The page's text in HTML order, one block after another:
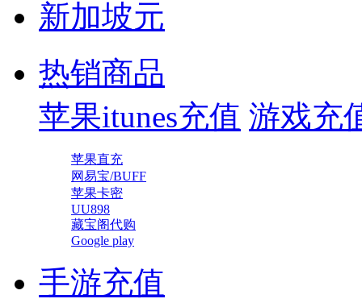
新加坡元
热销商品
苹果itunes充值 游戏充
苹果直充
网易宝/BUFF
苹果卡密
UU898
藏宝阁代购
Google play
手游充值